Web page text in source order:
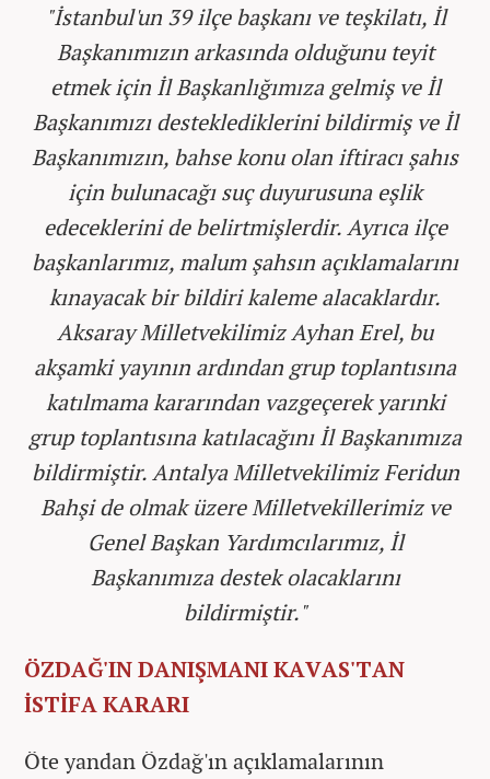
"İstanbul'un 39 ilçe başkanı ve teşkilatı, İl
Başkanımızın arkasında olduğunu teyit
etmek için İl Başkanlığımıza gelmiş ve İl
Başkanımızı desteklediklerini bildirmiş ve İl
Başkanımızın, bahse konu olan iftiracı şahıs
için bulunacağı suç duyurusuna eşlik
edeceklerini de belirtmişlerdir. Ayrıca ilçe
başkanlarımız, malum şahsın açıklamalarını
kınayacak bir bildiri kaleme alacaklardır.
Aksaray Milletvekilimiz Ayhan Erel, bu
akşamki yayının ardından grup toplantısına
katılmama kararından vazgeçerek yarınki
grup toplantısına katılacağını İl Başkanımıza
bildirmiştir. Antalya Milletvekilimiz Feridun
Bahşi de olmak üzere Milletvekillerimiz ve
Genel Başkan Yardımcılarımız, İl
Başkanımıza destek olacaklarını
bildirmiştir."
ÖZDAĞ'IN DANIŞMANI KAVAS'TAN
İSTİFA KARARI
Öte yandan Özdağ'ın açıklamalarının